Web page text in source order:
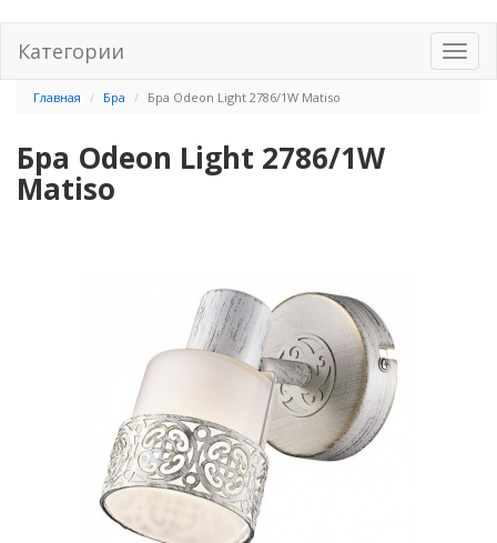
Категории
Главная Бра Бра Odeon Light 2786/1W Matiso
Бра Odeon Light 2786/1W
Matiso